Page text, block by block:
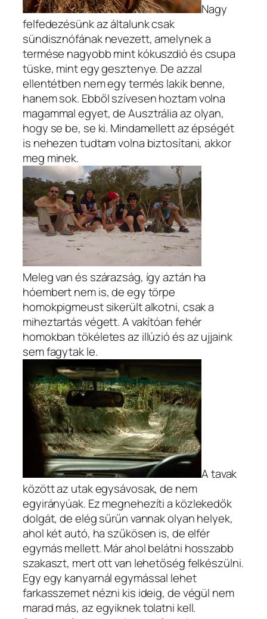
Nagy
felfedezésünk az általunk csak
sündisznófának nevezett, amelynek a
termése nagyobb mint kókuszdió és csupa
tüske, mint egy gesztenye. De azzal
ellentétben nem egy termés lakik benne,
hanem sok. Ebből szívesen hoztam volna
magammal egyet, de Ausztrália az olyan,
hogy se be, se ki. Mindamellett az épségét
is nehezen tudtam volna biztosítani, akkor
meg minek.
Meleg van és szárazság, így aztán ha
hóembert nem is, de egy törpe
homokpigmeust sikerült alkotni, csak a
miheztartás végett. A vakítóan fehér
homokban tökéletes az illúzió és az ujjaink
sem fagytak le.
A tavak
között az utak egysávosak, de nem
egyirányúak. Ez megnehezíti a közlekedők
dolgát, de elég sűrűn vannak olyan helyek,
ahol két autó, ha szűkösen is, de elfér
egymás mellett. Már ahol belátni hosszabb
szakaszt, mert ott van lehetőség felkészülni.
Egy egy kanyarnál egymással lehet
farkasszemet nézni kis ideig, de végül nem
marad más, az egyiknek tolatni kell.